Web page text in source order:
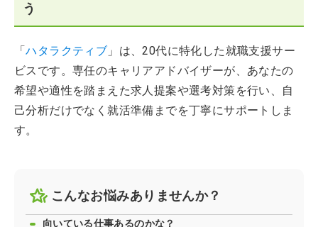
う
「ハタラクティブ 」は、20代に特化した就職支援サー
ビスです。専任のキャリアアドバイザーが、あなたの
希望や適性を踏まえた求人提案や選考対策を行い、自
己分析だけでなく就活準備までを丁寧にサポートしま
す。
こんなお悩みありませんか？
向いている仕事あるのかな？